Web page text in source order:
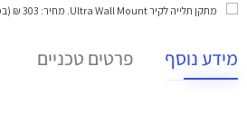
מתקן תלייה לקיר Ultra Wall Mount
. מחיר: 303 ₪ (במקום 319 ₪).
מידע נוסף פרטים טכניים